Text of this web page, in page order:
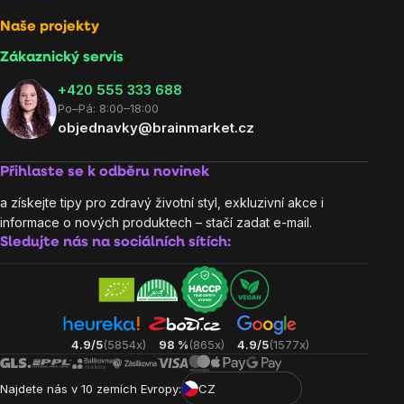
Naše projekty
Zákaznický servis
‭+420 555 333 688
Po–Pá: 8:00–18:00
objednavky@brainmarket.cz
Přihlaste se k odběru novinek
a získejte tipy pro zdravý životní styl, exkluzivní akce i
informace o nových produktech – stačí zadat e-mail.
Sledujte nás na sociálních sítích:
4.9/5(5854x) 98 %(865x) 4.9/5(1577x)
Najdete nás v 10 zemích Evropy: CZ